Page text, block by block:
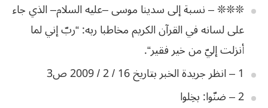
❊❊❊ –نسبةإلىسديناموسى–عليهالسلام–الذيجاء
علىلسانهفيالقرآنالكريممخاطباربه: “ربّإنيلما
أنزلتإليّمنخيرفقير“.
1
–انظرجريدةالخبربتاريخ16
/
2
/
2009ص3
2
–ضنّوا:بخِلوا